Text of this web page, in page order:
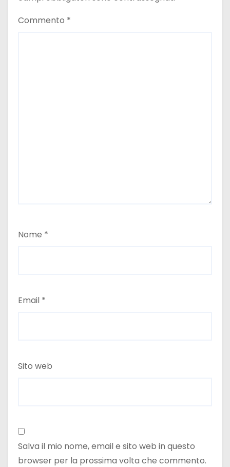
Commento *
Nome *
Email *
Sito web
Salva il mio nome, email e sito web in questo
browser per la prossima volta che commento.